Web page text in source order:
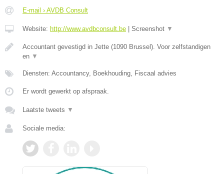
E-mail › AVDB Consult
Website: http://www.avdbconsult.be | Screenshot ▼
Accountant gevestigd in Jette (1090 Brussel). Voor zelfstandigen
en ▼
Diensten: Accountancy, Boekhouding, Fiscaal advies
Er wordt gewerkt op afspraak.
Laatste tweets ▼
Sociale media: